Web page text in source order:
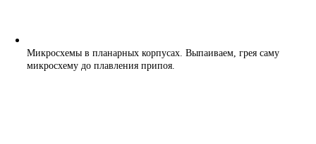
Микросхемы в планарных корпусах. Выпаиваем, грея саму
микросхему до плавления припоя.